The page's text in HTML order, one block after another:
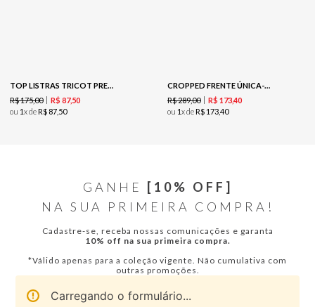
TOP LISTRAS TRICOT PRETO / CREME
R$175,00 R$ 87,50
ou 1x deR$ 87 50
CROPPED FRENTE ÚNICA-PRETO
R$289,00 R$ 17340
ou 1x deR$ 17340
GANHE
[10% OFF]
NA SUA PRIMEIRA COMPRA!
Cadastre-se, receba nossas comunicações e garanta
10% off na sua primeira compra.
*Válido apenas para a coleção vigente. Não cumulativa com
outras promoções.
Carregando o formulário...